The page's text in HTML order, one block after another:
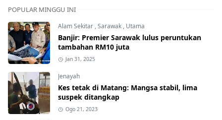
POPULAR MINGGU INI
Alam Sekitar,Sarawak, Utama
Banjir: Premier Sarawak lulus peruntukan
tambahan RM10 juta
Jan 31, 2025
Jenayah
Kes tetak di Matang: Mangsa stabil, lima
suspek ditangkap
Ogo 21, 2023